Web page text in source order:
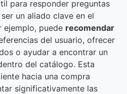
para responder preguntas
un aliado clave en el
ejemplo, puede recomendar
del usuario, ofrecer
o ayudar a encontrar un
del catálogo. Esta
hacia una compra
significativamente las